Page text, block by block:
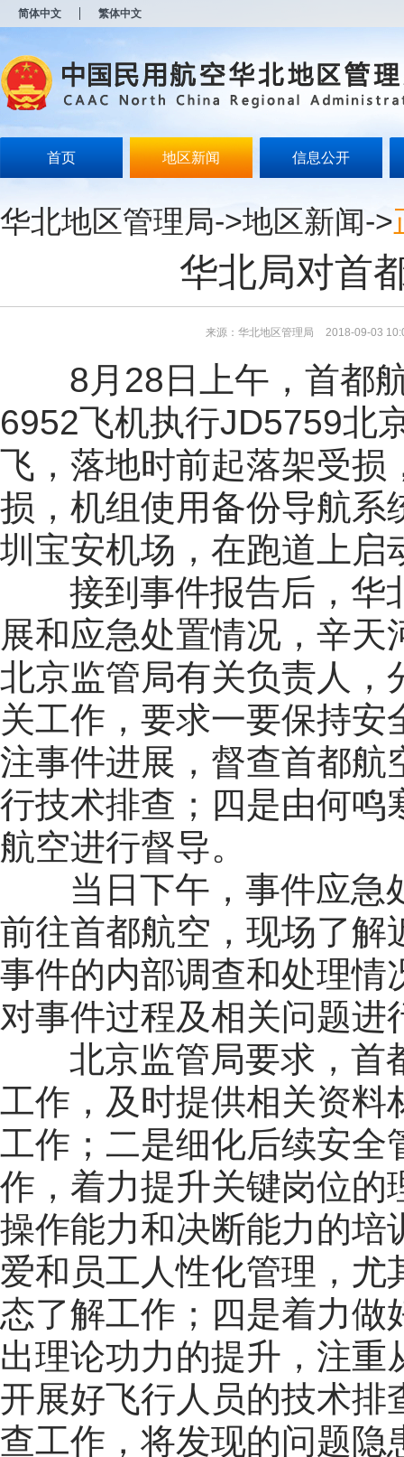
简体中文 繁体中文
首页 地区新闻 信息公开
华北地区管理局->地区新闻->
华北局对首
来源：华北地区管理局 2018-09-03
8月28日上午，首都航
6952飞机执行JD5759北
飞，落地时前起落架受损
损，机组使用备份导航系
圳宝安机场，在跑道上启
接到事件报告后，华
展和应急处置情况，辛
北京监管局有关负责人，
关工作，要求一要保持
注事件进展，督查首都航
行技术排查；四是由何鸣
航空进行督导。
当日下午，事件应急
前往首都航空，现场了解
事件的内部调查和处理情
对事件过程及相关问题进
北京监管局要求，首
工作，及时提供相关资料
工作；二是细化后续安全
作，着力提升关键岗位的
操作能力和决断能力的培
爱和员工人性化管理，尤
态了解工作；四是着力做
出理论功力的提升，注
开展好飞行人员的技术排
查工作，将发现的问题隐
开
无
障
说
Alt
加